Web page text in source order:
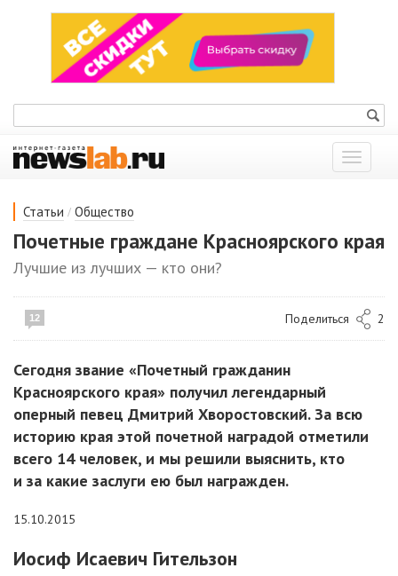
Показать
меню
Статьи / Общество
Почетные граждане Красноярского края
Лучшие из лучших — кто они?
12 Поделиться 2
Сегодня звание «Почетный гражданин
Красноярского края» получил легендарный
оперный певец Дмитрий Хворостовский. За всю
историю края этой почетной наградой отметили
всего 14 человек, и мы решили выяснить, кто
и за какие заслуги ею был награжден.
15.10.2015
Иосиф Исаевич Гительзон